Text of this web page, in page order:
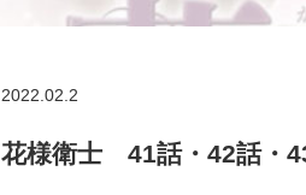
2022.02.2
花様衛士 41話・42話・